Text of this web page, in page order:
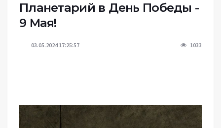
Планетарий в День Победы -
9 Мая!
03.05.2024 17:25:57 1033